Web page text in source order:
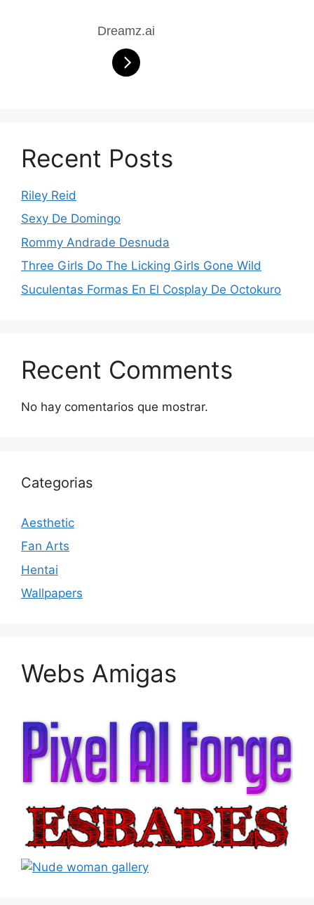
Dreamz.ai
Recent Posts
Riley Reid
Sexy De Domingo
Rommy Andrade Desnuda
Three Girls Do The Licking Girls Gone Wild
Suculentas Formas En El Cosplay De Octokuro
Recent Comments
No hay comentarios que mostrar.
Categorias
Aesthetic
Fan Arts
Hentai
Wallpapers
Webs Amigas